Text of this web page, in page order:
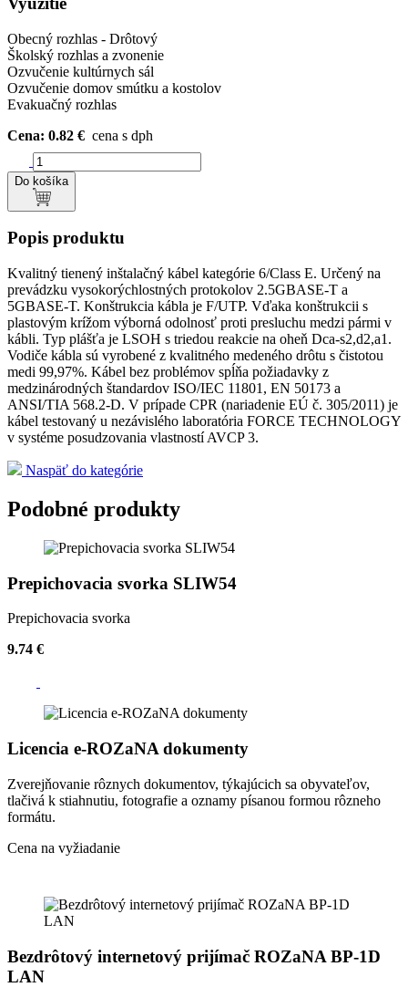
Obecný rozhlas - Drôtový
Školský rozhlas a zvonenie
Ozvučenie kultúrnych sál
Ozvučenie domov smútku a kostolov
Evakuačný rozhlas
Cena: 0.82 € cena s dph
Do košíka
Popis produktu
Kvalitný tienený inštalačný kábel kategórie 6/Class E. Určený na
prevádzku vysokorýchlostných protokolov 2.5GBASE-T a
5GBASE-T. Konštrukcia kábla je F/UTP. Vďaka konštrukcii s
plastovým krížom výborná odolnosť proti presluchu medzi pármi v
kábli. Typ plášťa je LSOH s triedou reakcie na oheň Dca-s2,d2,a1.
Vodiče kábla sú vyrobené z kvalitného medeného drôtu s čistotou
medi 99,97%. Kábel bez problémov spĺňa požiadavky z
medzinárodných štandardov ISO/IEC 11801, EN 50173 a
ANSI/TIA 568.2-D. V prípade CPR (nariadenie EÚ č. 305/2011) je
kábel testovaný u nezávislého laboratória FORCE TECHNOLOGY
v systéme posudzovania vlastností AVCP 3.
Naspäť do kategórie
Podobné produkty
Prepichovacia svorka SLIW54
Prepichovacia svorka
9.74 €
Licencia e-ROZaNA dokumenty
Zverejňovanie rôznych dokumentov, týkajúcich sa obyvateľov,
tlačivá k stiahnutiu, fotografie a oznamy písanou formou rôzneho
formátu.
Cena na vyžiadanie
Bezdrôtový internetový prijímač ROZaNA BP-1D
LAN